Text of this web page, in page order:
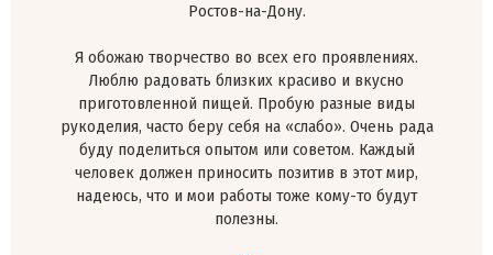
Ростов-на-Дону.
Я обожаю творчество во всех его проявлениях.
Люблю радовать близких красиво и вкусно
приготовленной пищей. Пробую разные виды
рукоделия, часто беру себя на «слабо». Очень рада
буду поделиться опытом или советом. Каждый
человек должен приносить позитив в этот мир,
надеюсь, что и мои работы тоже кому-то будут
полезны.